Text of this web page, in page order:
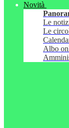
Novità
Le
Le
Albo